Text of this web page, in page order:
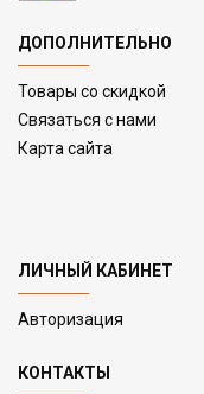
ДОПОЛНИТЕЛЬНО
Товары со скидкой
Связаться с нами
Карта сайта
ЛИЧНЫЙ КАБИНЕТ
Авторизация
КОНТАКТЫ